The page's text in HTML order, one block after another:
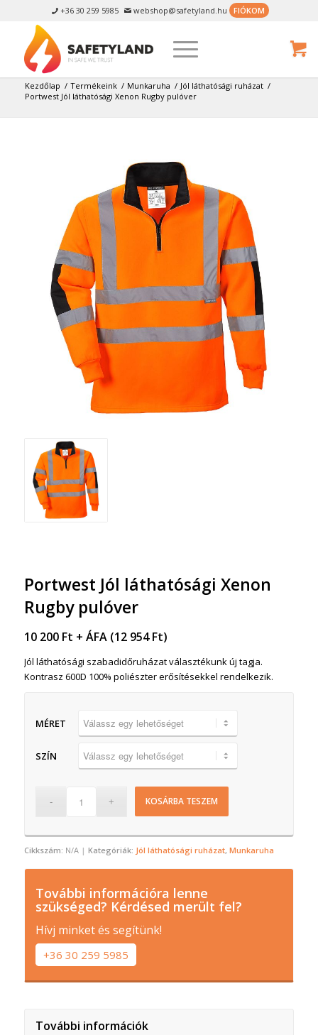
 +36 30 259 5985  webshop@safetyland.hu FIÓKOM
Kezdőlap / Termékeink / Munkaruha / Jól láthatósági ruházat /
Portwest Jól láthatósági Xenon Rugby pulóver
Portwest Jól láthatósági Xenon
Rugby pulóver
10 200 Ft + ÁFA (12 954Ft)
Jól láthatósági szabadidőruházat választékunk új tagja.
Kontrasz 600D 100% poliészter erősítésekkel rendelkezik.
MÉRET
SZÍN
KOSÁRBA TESZEM
Cikkszám: N/A Kategóriák: Jól láthatósági ruházat, Munkaruha
További információra lenne
szükséged? Kérdésed merült fel?
Hívj minket és segítünk!
+36 30 259 5985
További információk